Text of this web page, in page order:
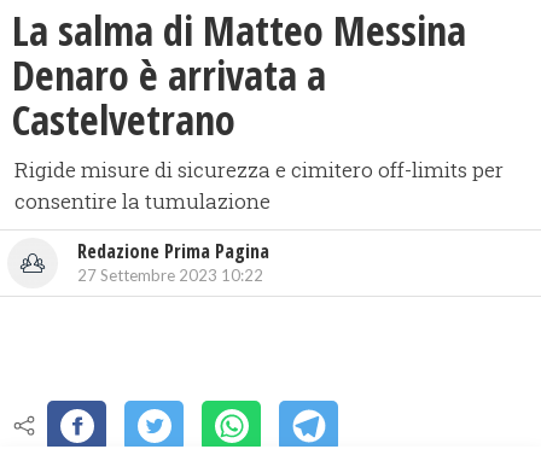
La salma di Matteo Messina
Denaro è arrivata a
Castelvetrano
Rigide misure di sicurezza e cimitero off-limits per
consentire la tumulazione
Redazione Prima Pagina
27 Settembre 2023 10:22